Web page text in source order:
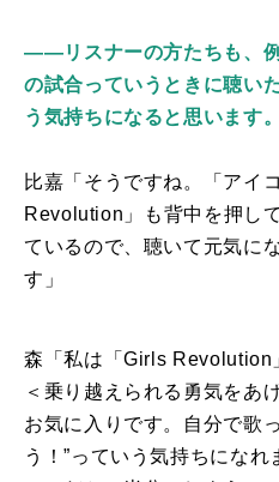
――リスナーの方たちも、
の試合っていうときに聴い
う気持ちになると思います。
比嘉「そうですね。「アイ
Revolution 」も背中を押し
ているので、聴いて元気に
す」
森「私は「Girls Revolution
＜乗り越えられる勇気をあ
お気に入りです。自分で歌
う！”っていう気持ちにな